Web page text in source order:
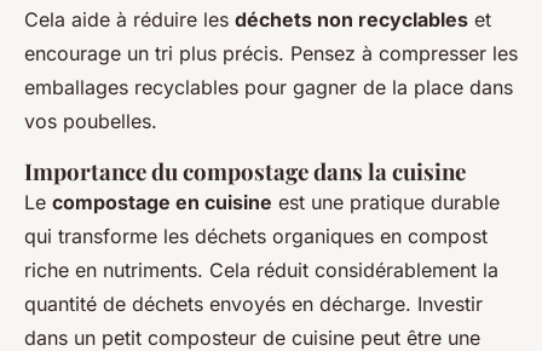
Cela aide à réduire les déchets non recyclables et
encourage un tri plus précis. Pensez à compresser les
emballages recyclables pour gagner de la place dans
vos poubelles.
Importance du compostage dans la cuisine
Le compostage en cuisine est une pratique durable
qui transforme les déchets organiques en compost
riche en nutriments. Cela réduit considérablement la
quantité de déchets envoyés en décharge. Investir
dans un petit composteur de cuisine peut être une